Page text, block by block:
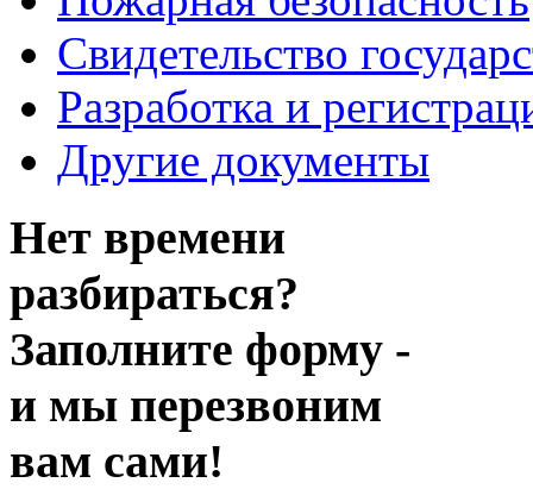
Свидетельство
Разработка и
Другие документы
Нет времени
разбираться?
Заполните форму -
и мы перезвоним
вам сами!